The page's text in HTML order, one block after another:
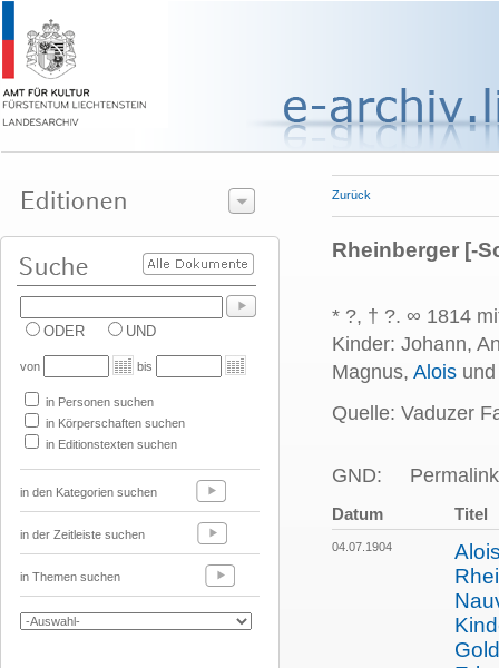
ODER UND
von bis
in Personen suchen
in Körperschaften suchen
in Editionstexten suchen
in den Kategorien suchen
in der Zeitleiste suchen
in Themen suchen
Zurück
Rheinberger [-
* ?, † ?. ∞ 1814
Kinder: Johann,
Magnus, Alois
Quelle: Vaduzer
GND:
Datum Titel
04.07.1904